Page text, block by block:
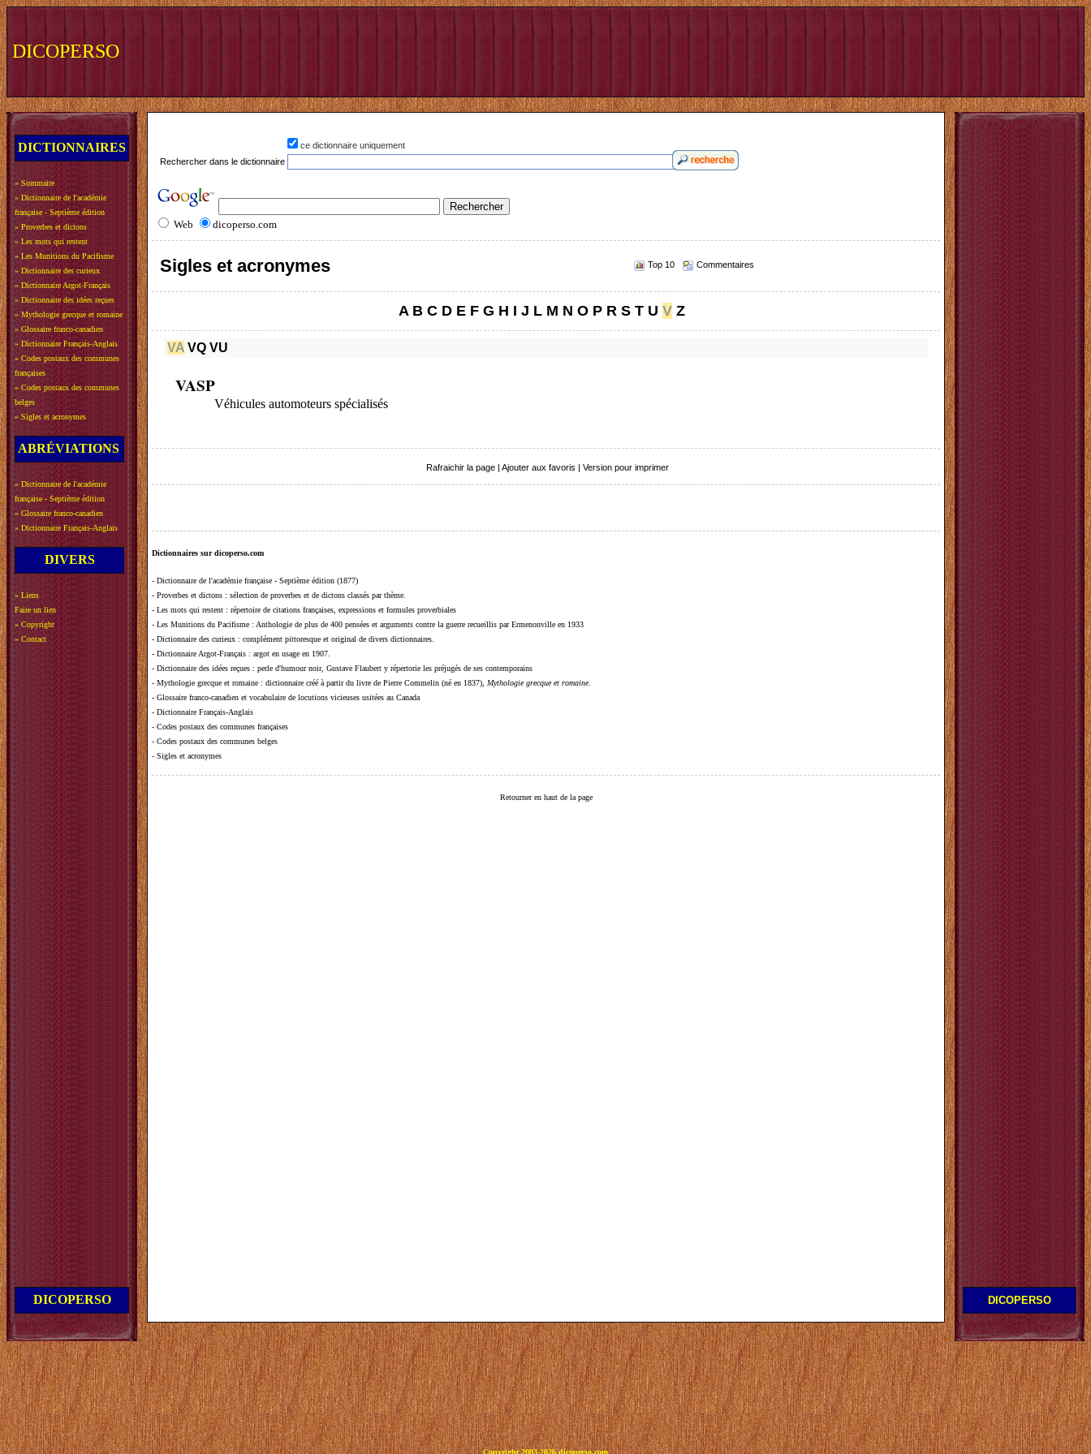
DICOPERSO
DICTIONNAIRES
» Sommaire
» Dictionnaire de l'académie
française - Septième édition
» Proverbes et dictons
» Les mots qui restent
» Les Munitions du Pacifisme
» Dictionnaire des curieux
» Dictionnaire Argot-Français
» Dictionnaire des idées reçues
» Mythologie grecque et romaine
» Glossaire franco-canadien
» Dictionnaire Français-Anglais
» Codes postaux des communes
françaises
» Codes postaux des communes
belges
» Sigles et acronymes
ABRÉVIATIONS
» Dictionnaire de l'académie
française - Septième édition
» Glossaire franco-canadien
» Dictionnaire Français-Anglais
DIVERS
» Liens
Faire un lien
» Copyright
» Contact
DICOPERSO
ce dictionnaire uniquement
Rechercher dans le dictionnaire
Web dicoperso.com
Sigles et acronymes Top 10 Commentaires
A B C D E F G H I J L M N O P R S T U V Z
VA VQ VU
VASP
Véhicules automoteurs spécialisés
Rafraichir la page | Ajouter aux favoris | Version pour imprimer
Dictionnaires sur dicoperso.com
- Dictionnaire de l'académie française - Septième édition (1877)
- Proverbes et dictons : sélection de proverbes et de dictons classés par thème.
- Les mots qui restent : répertoire de citations françaises, expressions et formules proverbiales
- Les Munitions du Pacifisme : Anthologie de plus de 400 pensées et arguments contre la guerre recueillis par Ermenonville en 1933
- Dictionnaire des curieux : complément pittoresque et original de divers dictionnaires.
- Dictionnaire Argot-Français : argot en usage en 1907.
- Dictionnaire des idées reçues : perle d'humour noir, Gustave Flaubert y répertorie les préjugés de ses contemporains
- Mythologie grecque et romaine : dictionnaire créé à partir du livre de Pierre Commelin (né en 1837), Mythologie grecque et romaine.
- Glossaire franco-canadien et vocabulaire de locutions vicieuses usitées au Canada
- Dictionnaire Français-Anglais
- Codes postaux des communes françaises
- Codes postaux des communes belges
- Sigles et acronymes
Retourner en haut de la page
DICOPERSO
Copyright 2003-2026 dicoperso.com